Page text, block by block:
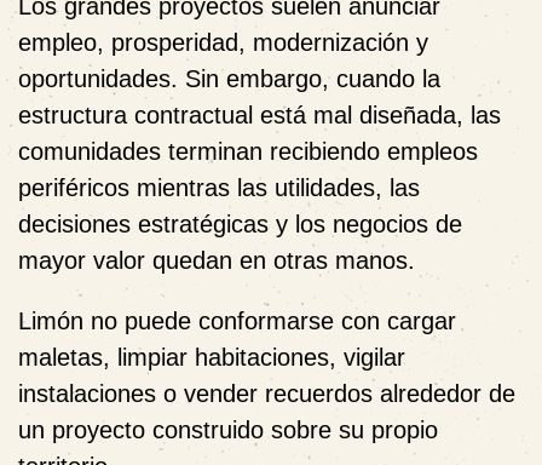
Los grandes proyectos suelen anunciar
empleo, prosperidad, modernización y
oportunidades. Sin embargo, cuando la
estructura contractual está mal diseñada, las
comunidades terminan recibiendo empleos
periféricos mientras las utilidades, las
decisiones estratégicas y los negocios de
mayor valor quedan en otras manos.
Limón no puede conformarse con cargar
maletas, limpiar habitaciones, vigilar
instalaciones o vender recuerdos alrededor de
un proyecto construido sobre su propio